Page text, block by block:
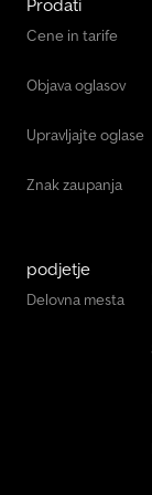
Cene in tarife
Objava oglasov
Upravljajte oglase
Znak zaupanja
podjetje
Delovna mesta